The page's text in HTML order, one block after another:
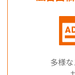
多様